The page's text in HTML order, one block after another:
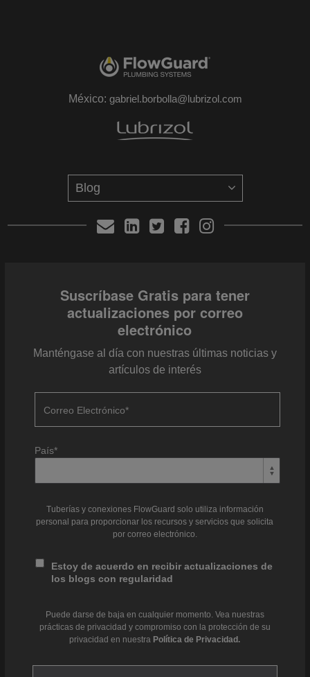
México: gabriel.borbolla@lubrizol.com
Suscríbase Gratis para tener
actualizaciones por correo
electrónico
Manténgase al día con nuestras últimas noticias y
artículos de interés
Correo Electrónico*
País*
Tuberías y conexiones FlowGuard solo utiliza información
personal para proporcionar los recursos y servicios que solicita
por correo electrónico.
Estoy de acuerdo en recibir actualizaciones de
los blogs con regularidad
Puede darse de baja en cualquier momento. Vea nuestras
prácticas de privacidad y compromiso con la protección de su
privacidad en nuestra Política de Privacidad.